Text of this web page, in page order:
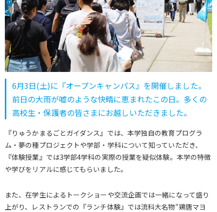
6月3日(土)に『オープンキャンパス』を開催しました。
前日の大雨が嘘のような快晴に恵まれたこの日。多くの
高校生・保護者の皆さまにお越しいただきました。
『りゅうかまるごとガイダンス』では、本学独自の教育プログラ
ム・夢の種プロジェクトや学部・学科について知っていただき、
『体験授業』では3学部4学科の実際の授業を疑似体験。本学の特徴
や学びをリアルに感じてもらいました。
また、在学生によるトークショーや交流企画では一緒になって盛り
上がり、レストランでの『ランチ体験』では流科大名物“鶏唐マヨ